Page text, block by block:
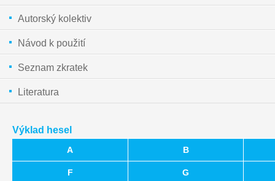
Autorský kolektiv
Návod k použití
Seznam zkratek
Literatura
Výklad hesel
A B
F G